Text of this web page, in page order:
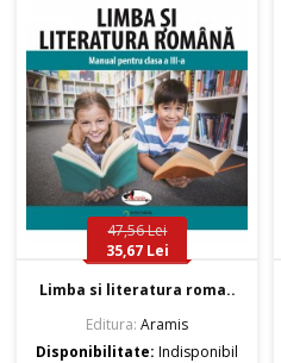
47,56 Lei
35,67 Lei
Limba si literatura roma..
Editura: Aramis
Disponibilitate:Indisponibil